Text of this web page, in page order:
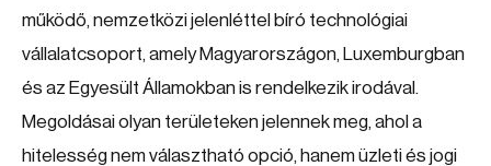
működő, nemzetközi jelenléttel bíró technológiai
vállalatcsoport, amely Magyarországon, Luxemburgban
és az Egyesült Államokban is rendelkezik irodával.
Megoldásai olyan területeken jelennek meg, ahol a
hitelesség nem választható opció, hanem üzleti és jogi